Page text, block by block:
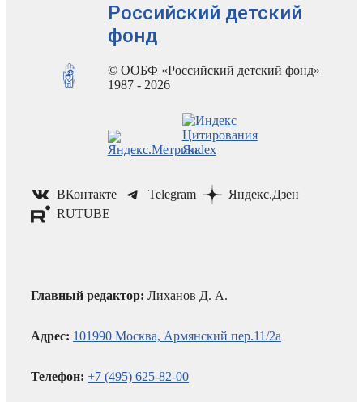
Российский детский
фонд
© ООБФ «Российский детский фонд»
1987 - 2026
ВКонтакте Telegram
Яндекс.Дзен
RUTUBE
Главный редактор: Лиханов Д. А.
Адрес: 101990 Москва, Армянский пер.11/2а
Телефон: +7 (495) 625-82-00